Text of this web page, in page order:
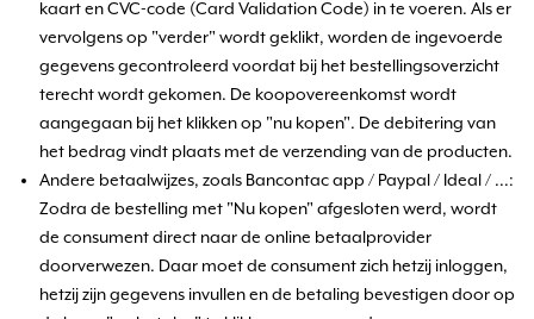
kaart en CVC-code (Card Validation Code) in te voeren. Als er
vervolgens op "verder" wordt geklikt, worden de ingevoerde
gegevens gecontroleerd voordat bij het bestellingsoverzicht
terecht wordt gekomen. De koopovereenkomst wordt
aangegaan bij het klikken op "nu kopen". De debitering van
het bedrag vindt plaats met de verzending van de producten.
Andere betaalwijzes, zoals Bancontac app / Paypal / Ideal / ...:
Zodra de bestelling met "Nu kopen" afgesloten werd, wordt
de consument direct naar de online betaalprovider
doorverwezen. Daar moet de consument zich hetzij inloggen,
hetzij zijn gegevens invullen en de betaling bevestigen door op